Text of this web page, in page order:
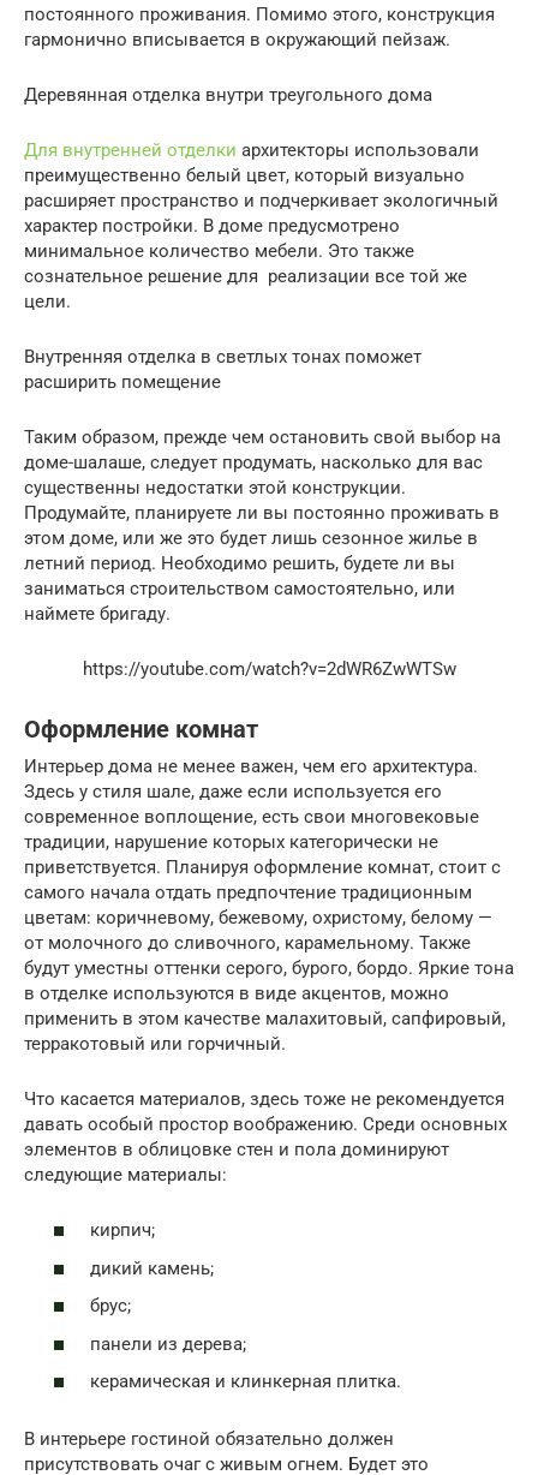
постоянного проживания. Помимо этого, конструкция
гармонично вписывается в окружающий пейзаж.
Деревянная отделка внутри треугольного дома
Для внутренней отделки архитекторы использовали
преимущественно белый цвет, который визуально
расширяет пространство и подчеркивает экологичный
характер постройки. В доме предусмотрено
минимальное количество мебели. Это также
сознательное решение для реализации все той же
цели.
Внутренняя отделка в светлых тонах поможет
расширить помещение
Таким образом, прежде чем остановить свой выбор на
доме-шалаше, следует продумать, насколько для вас
существенны недостатки этой конструкции.
Продумайте, планируете ли вы постоянно проживать в
этом доме, или же это будет лишь сезонное жилье в
летний период. Необходимо решить, будете ли вы
заниматься строительством самостоятельно, или
наймете бригаду.
https://youtube.com/watch?v=2dWR6ZwWTSw
Оформление комнат
Интерьер дома не менее важен, чем его архитектура.
Здесь у стиля шале, даже если используется его
современное воплощение, есть свои многовековые
традиции, нарушение которых категорически не
приветствуется. Планируя оформление комнат, стоит с
самого начала отдать предпочтение традиционным
цветам: коричневому, бежевому, охристому, белому —
от молочного до сливочного, карамельному. Также
будут уместны оттенки серого, бурого, бордо. Яркие тона
в отделке используются в виде акцентов, можно
применить в этом качестве малахитовый, сапфировый,
терракотовый или горчичный.
Что касается материалов, здесь тоже не рекомендуется
давать особый простор воображению. Среди основных
элементов в облицовке стен и пола доминируют
следующие материалы:
кирпич;
дикий камень;
брус;
панели из дерева;
керамическая и клинкерная плитка.
В интерьере гостиной обязательно должен
присутствовать очаг с живым огнем. Будет это